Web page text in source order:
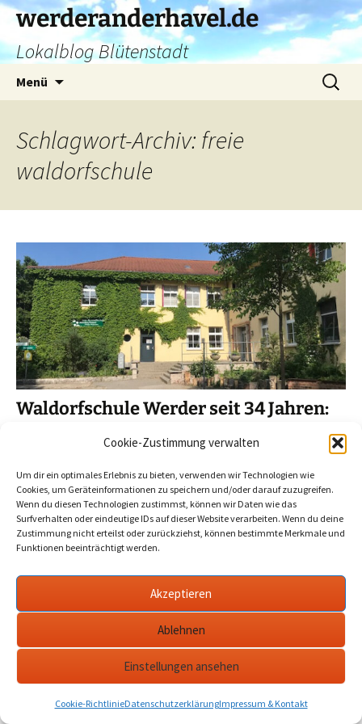
Cookie-Zustimmung verwalten
Um dir ein optimales Erlebnis zu bieten, verwenden wir Technologien wie
Cookies, um Geräteinformationen zu speichern und/oder darauf zuzugreifen.
Wenn du diesen Technologien zustimmst, können wir Daten wie das
Surfverhalten oder eindeutige IDs auf dieser Website verarbeiten. Wenn du deine
Zustimmung nicht erteilst oder zurückziehst, können bestimmte Merkmale und
Funktionen beeinträchtigt werden.
Akzeptieren
Ablehnen
Einstellungen ansehen
Cookie-RichtlinieDatenschutzerklärungImpressum & Kontakt
Zum
Inhalt
springen
werderanderhavel.de
Lokalblog Blütenstadt
Menü
Suchen
nach:
Schlagwort-Archiv: freie
waldorfschule
Waldorfschule Werder seit 34 Jahren:
waldorfschule,havel,tag der offenen tür,werder
Auf dem Programm u.a.: Bühnenaktionen, offene
Unterrichtsräume, Geländeführungen und Verkostung des
Mensa-Essens.…mehr
Datenschutzerklärung werderanderhavel.de